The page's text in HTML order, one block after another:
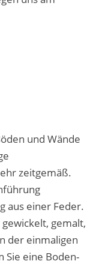
und Wände
zeitgemäß.
aus einer Feder.
gemalt,
der einmaligen
Sie eine Boden-